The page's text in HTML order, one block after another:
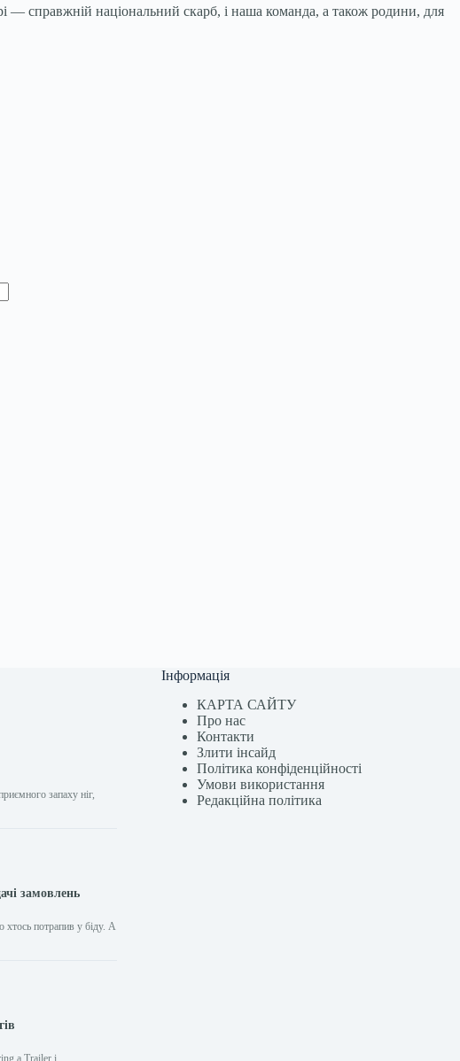
— справжній національний скарб, і наша команда, а також родини, для
запаху ніг,
замовлень
хтось потрапив у біду. А
a Trailer і
Інформація
КАРТА САЙТУ
Про нас
Контакти
Злити інсайд
Політика конфіденційності
Умови використання
Редакційна політика